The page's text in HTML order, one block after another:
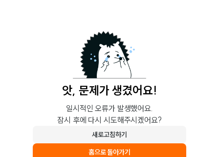
앗, 문제가 생겼어요!
일시적인 오류가 발생했어요.
잠시 후에 다시 시도해주시겠어요?
새로고침하기
홈으로 돌아가기